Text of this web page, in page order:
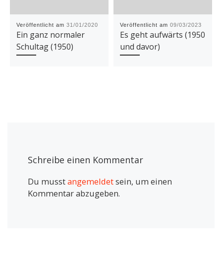
Veröffentlicht am 31/01/2020
Ein ganz normaler
Schultag (1950)
Veröffentlicht am 09/03/2023
Es geht aufwärts (1950
und davor)
Schreibe einen Kommentar
Du musstangemeldetsein, um einen
Kommentar abzugeben.